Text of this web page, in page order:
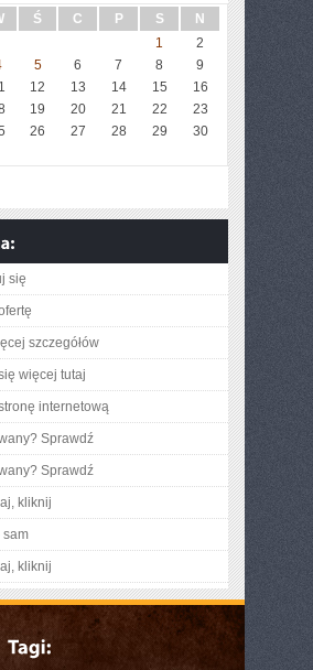
Ś C P S
N
1
2
5 6 7 8
9
12 13 14 15
16
19 20 21 22
23
26 27 28 29
30
się
szczegółów
więcej tutaj
internetową
Sprawdź
Sprawdź
kliknij
sam
kliknij